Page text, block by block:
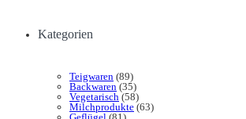
Kategorien
Teigwaren (89)
Backwaren (35)
Vegetarisch (58)
Milchprodukte (63)